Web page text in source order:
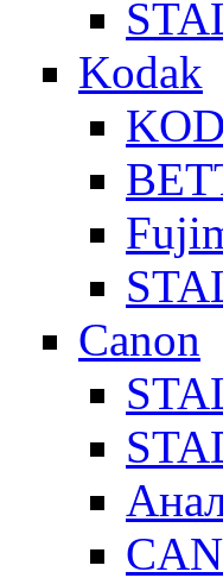
Kodak
Canon